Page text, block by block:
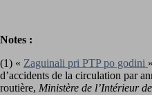
Notes :
(1) « Zaguinali pri PTP po godini
d’accidents de la circulation par
routière, Ministère de l’Intérieur